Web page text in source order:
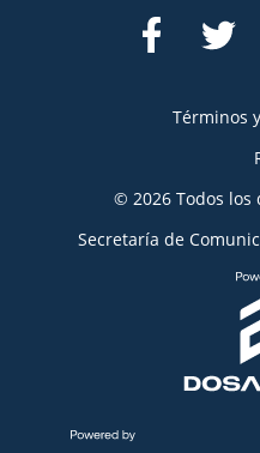
Términos
© 2026 Todos los
Secretaría de